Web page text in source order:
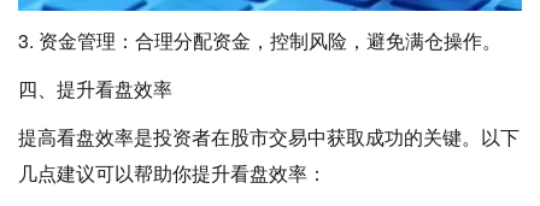
3. 资金管理：合理分配资金，控制风险，避免满仓操作。
四、提升看盘效率
提高看盘效率是投资者在股市交易中获取成功的关键。以下
几点建议可以帮助你提升看盘效率：